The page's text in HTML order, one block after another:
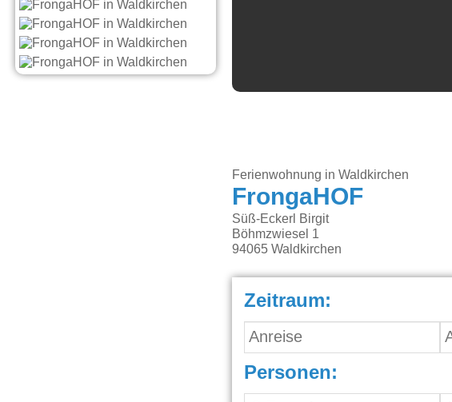
Ferienwohnung in Waldkirchen
FrongaHOF
Süß-Eckerl Birgit
Böhmzwiesel 1
94065 Waldkirchen
Zeitraum:
Personen: